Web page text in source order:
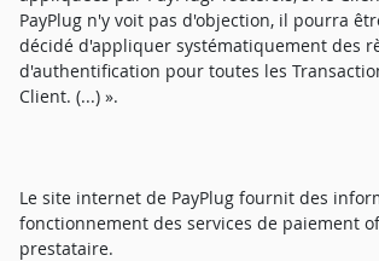
PayPlug n'y voit pas d'objection, il pourra
décidé d'appliquer systématiquement des
d'authentification pour toutes les
Client. (...) ».
Le site internet de PayPlug fournit des
fonctionnement des services de paiement
prestataire.